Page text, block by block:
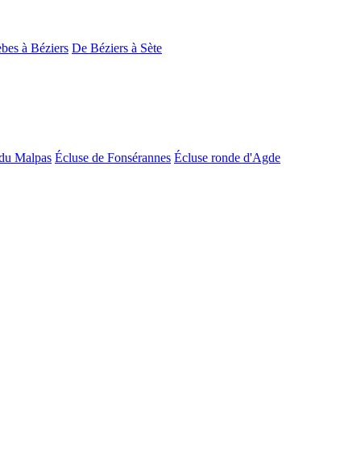
à Béziers De Béziers à Sète
Malpas Écluse de Fonsérannes Écluse ronde d'Agde